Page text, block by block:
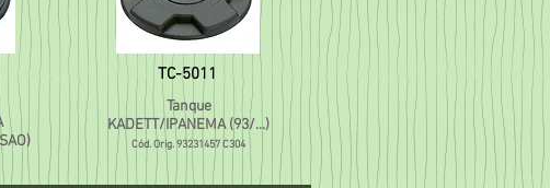
TC-5011
Tanque
KADETT/IPANEMA (93/...)
Cód. Orig. 93231457 C304